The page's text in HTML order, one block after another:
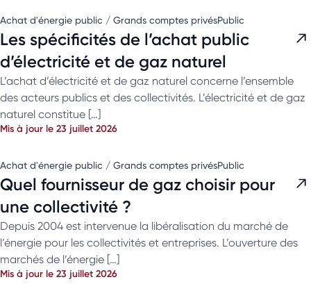
Achat d'énergie public / Grands comptes privésPublic
Les spécificités de l’achat public
d’électricité et de gaz naturel
L’achat d’électricité et de gaz naturel concerne l’ensemble
des acteurs publics et des collectivités. L’électricité et de gaz
naturel constitue […]
Mis à jour le 23 juillet 2026
Achat d'énergie public / Grands comptes privésPublic
Quel fournisseur de gaz choisir pour
une collectivité ?
Depuis 2004 est intervenue la libéralisation du marché de
l’énergie pour les collectivités et entreprises. L’ouverture des
marchés de l’énergie […]
Mis à jour le 23 juillet 2026